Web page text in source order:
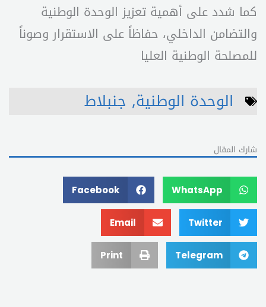
كما شدد على أهمية تعزيز الوحدة الوطنية
والتضامن الداخلي، حفاظاً على الاستقرار وصوناً
للمصلحة الوطنية العليا
الوحدة الوطنية, جنبلاط
شارك المقال
WhatsApp
Facebook
Twitter
Email
Telegram
Print